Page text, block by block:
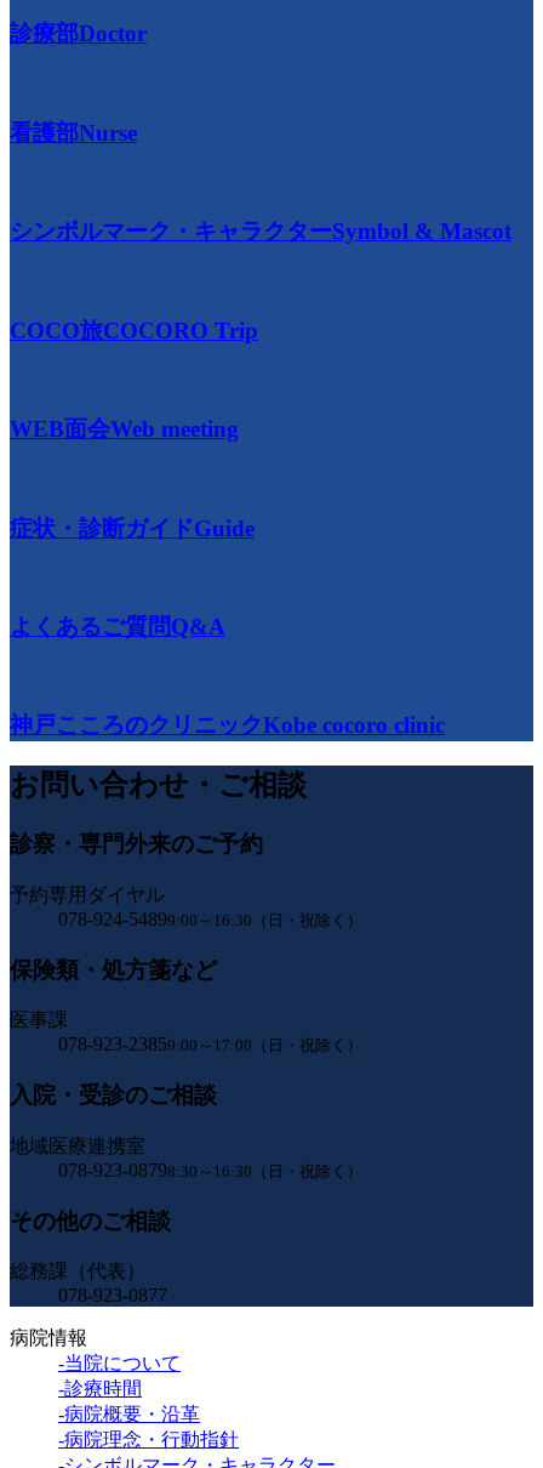
診療部Doctor
看護部Nurse
シンボルマーク・キャラクターSymbol & Mascot
COCO旅COCORO Trip
WEB面会Web meeting
症状・診断ガイドGuide
よくあるご質問Q&A
神戸こころのクリニックKobe cocoro clinic
お問い合わせ・ご相談
診察・専門外来のご予約
予約専用ダイヤル
078-924-54899:00～16:30（日・祝除く）
保険類・処方箋など
医事課
078-923-23859:00～17:00（日・祝除く）
入院・受診のご相談
地域医療連携室
078-923-08798:30～16:30（日・祝除く）
その他のご相談
総務課（代表）
078-923-0877
病院情報
-当院について
-診療時間
-病院概要・沿革
-病院理念・行動指針